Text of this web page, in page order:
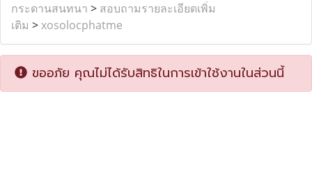
กระดานสนทนา > สอบถามรายละเอียดเพิ่ม
เติม >xosolocphatme
ขออภัย คุณไม่ได้รับสิทธิในการเข้าใช้งานในส่วนนี้